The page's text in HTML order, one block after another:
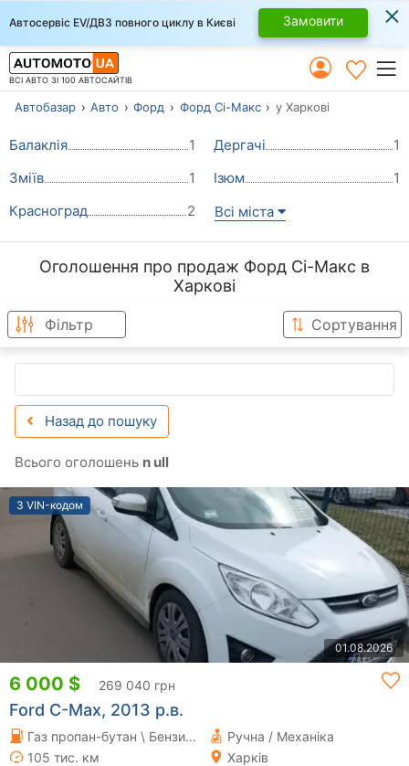
Автосервіс EV/ДВЗ повного циклу в Києві Замовити ×
ВСІ АВТО ЗІ 100 АВТОСАЙТІВ
Автобазар Авто Форд Форд Сі-Макс у Харкові
Балаклія 1 Дергачі
1
Зміїв
1 Ізюм
1
Красноград
2 Всі міста
Оголошення про продаж Форд Сі-Макс в
Харкові
Фільтр Сортування
Назад до пошуку
Всього оголошень n ull
З VIN-кодом
01.08.2026
6 000 $ 269 040 грн
Ford C-Max, 2013 р.в.
Газ пропан-бутан \ Бензин 1 л.
Ручна / Механіка
105 тис. км
Харків